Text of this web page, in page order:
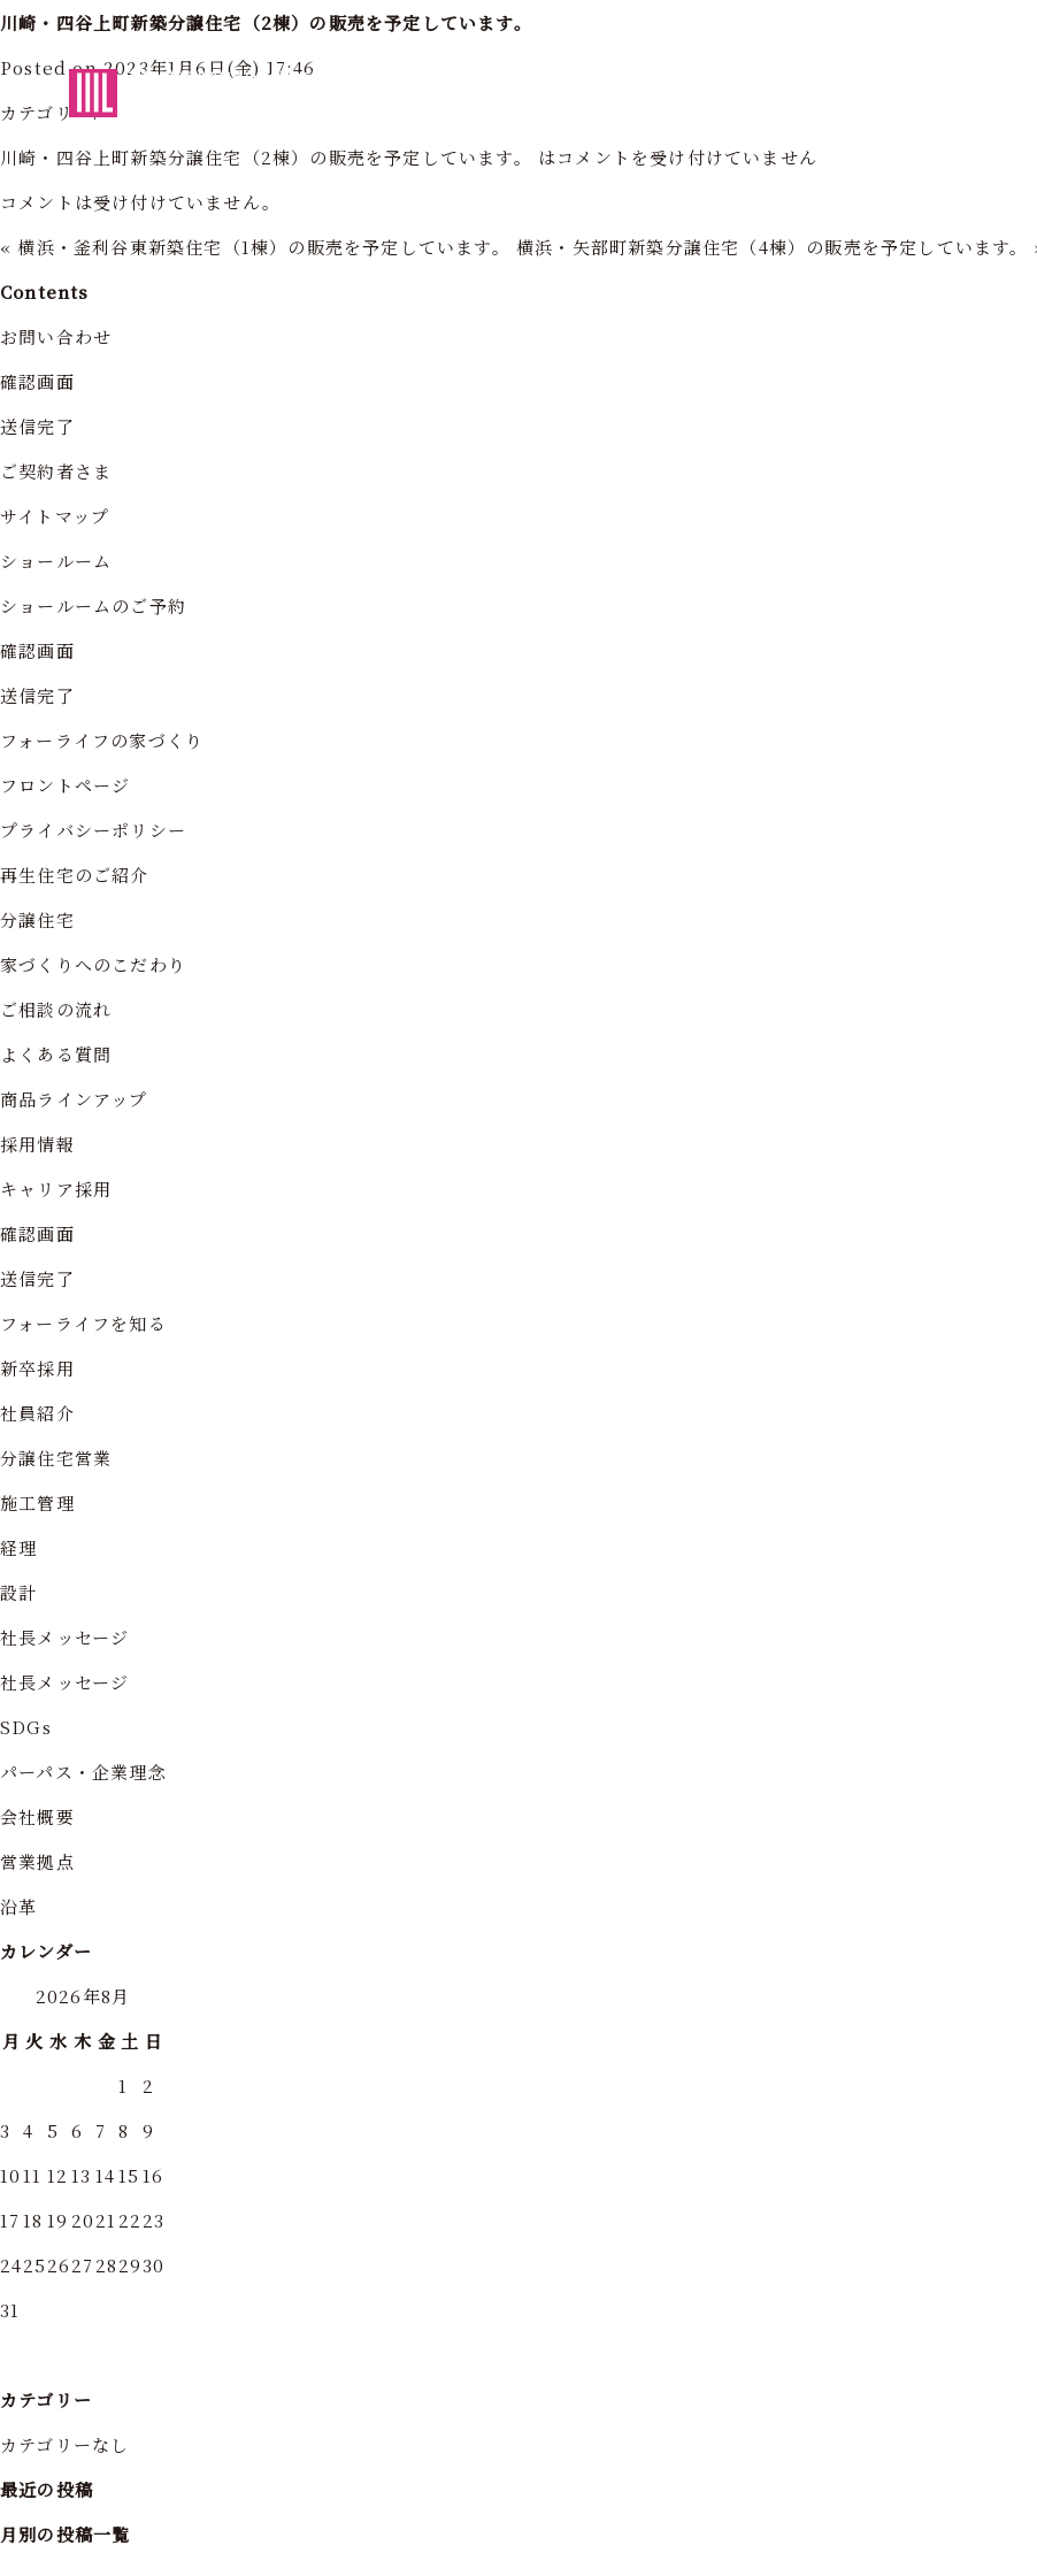
東京・神奈川の住まいを創造する
川崎・四谷上町新築分譲住宅（2棟）の販売を予定しています。
Posted on 2023年1月6日(金) 17:46
カテゴリー:
川崎・四谷上町新築分譲住宅（2棟）の販売を予定しています。 はコメントを受け付けていません
コメントは受け付けていません。
«横浜・釜利谷東新築住宅（1棟）の販売を予定しています。 横浜・矢部町新築分譲住宅（4棟）の販売を予定しています。
Contents
お問い合わせ
確認画面
送信完了
ご契約者さま
サイトマップ
ショールーム
ショールームのご予約
確認画面
送信完了
フォーライフの家づくり
フロントページ
プライバシーポリシー
再生住宅のご紹介
分譲住宅
家づくりへのこだわり
ご相談の流れ
よくある質問
商品ラインアップ
採用情報
キャリア採用
確認画面
送信完了
フォーライフを知る
新卒採用
社員紹介
分譲住宅営業
施工管理
経理
設計
社長メッセージ
社長メッセージ
SDGs
パーパス・企業理念
会社概要
営業拠点
沿革
カレンダー
2026年8月
月 火 水 木 金 土 日
1
2
3
4 5 6 7 8
9
1011 12 13 1415 16
17 18 19 2021 22 23
24252627 282930
31
カテゴリー
カテゴリーなし
最近の投稿
月別の投稿一覧